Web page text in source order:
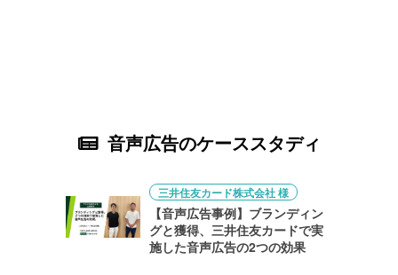
音声広告のケーススタディ
三井住友カード株式会社 様
【音声広告事例】ブランディン
グと獲得、三井住友カードで実
施した音声広告の2つの効果